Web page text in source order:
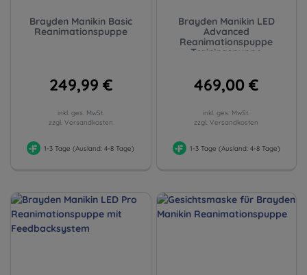
Brayden Manikin Basic
Reanimationspuppe
249,99 €
inkl. ges. MwSt.
zzgl. Versandkosten
1-3 Tage (Ausland: 4-8 Tage)
Brayden Manikin LED
Advanced
Reanimationspuppe
Trainingspuppe
469,00 €
inkl. ges. MwSt.
zzgl. Versandkosten
1-3 Tage (Ausland: 4-8 Tage)